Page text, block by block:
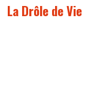
La Drôle de